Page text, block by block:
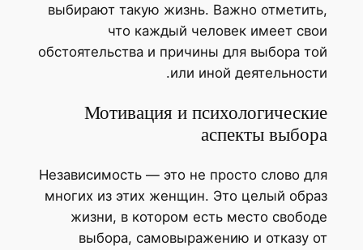
выбирают такую жизнь. Важно
что каждый человек имеет
обстоятельства и причины для выбора
или иной
Мотивация и
аспекты
Независимость — это не просто слово
многих из этих женщин. Это целый
жизни, в котором есть место
выбора, самовыражению и отказу